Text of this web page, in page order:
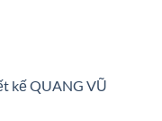
kế QUANG VŨ